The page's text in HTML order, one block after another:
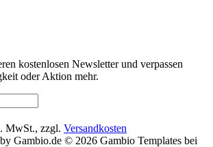
kostenlosen Newsletter und verpassen
oder Aktion mehr.
MwSt., zzgl. Versandkosten
by Gambio.de © 2026 Gambio Templates bei